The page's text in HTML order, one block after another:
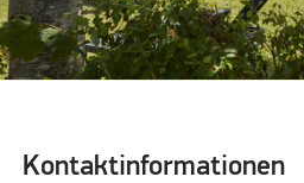
Kontaktinformationen